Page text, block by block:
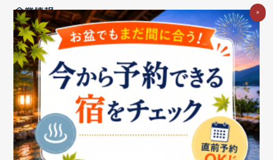
企業情報
ご利用中の方
お問い合わせ消費税の表示 ウェブアクセシビリティの取り組み
個人情報保護ポリシープライバシーポータル
Cookieポリシー
特定商取引法に基づく表記情報セキュリティ基本方針
商標についてBIGLOBEトップ
×